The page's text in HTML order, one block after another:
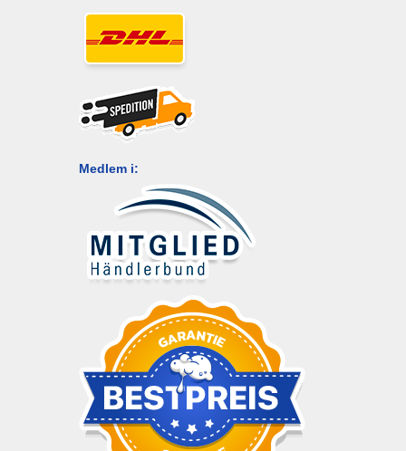
Medlem i: